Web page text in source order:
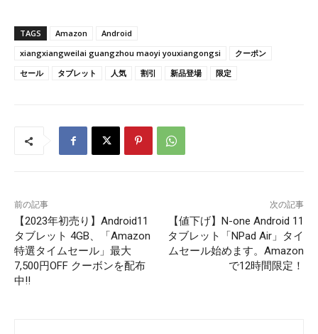
TAGS Amazon
Android
xiangxiangweilai guangzhou maoyi youxiangongsi
クーポン
セール
タブレット 人気 割引 新品登場 限定
前の記事
【2023年初売り】Android11
タブレット 4GB、「Amazon
特選タイムセール」最大
7,500円OFF クーボンを配布
中‼
次の記事
【値下げ】N-one Android 11
タブレット「NPad Air」タイ
ムセール始めます。Amazon
で12時間限定！